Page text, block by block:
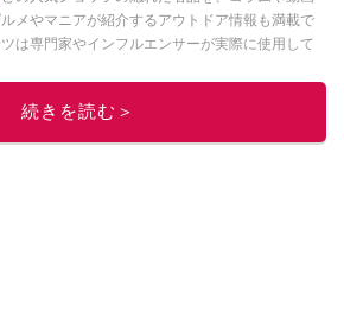
メやマニアが紹介するアウトドア情報も満載で
は専門家やインフルエンサーが実際に使用して
続きを読む＞